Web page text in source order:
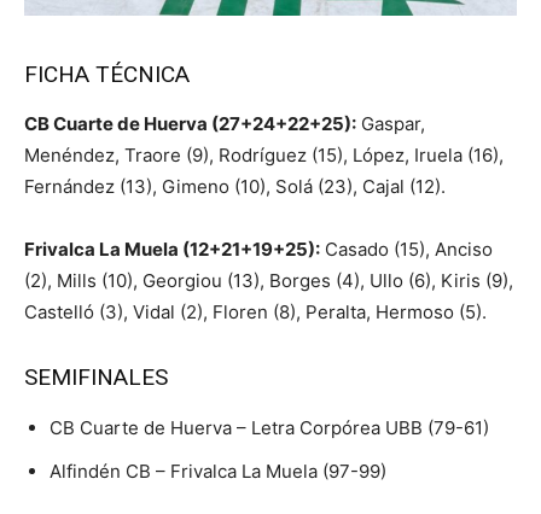
FICHA TÉCNICA
CB Cuarte de Huerva (27+24+22+25): Gaspar,
Menéndez, Traore (9), Rodríguez (15), López, Iruela (16),
Fernández (13), Gimeno (10), Solá (23), Cajal (12).
Frivalca La Muela (12+21+19+25): Casado (15), Anciso
(2), Mills (10), Georgiou (13), Borges (4), Ullo (6), Kiris (9),
Castelló (3), Vidal (2), Floren (8), Peralta, Hermoso (5).
SEMIFINALES
CB Cuarte de Huerva – Letra Corpórea UBB (79-61)
Alfindén CB – Frivalca La Muela (97-99)